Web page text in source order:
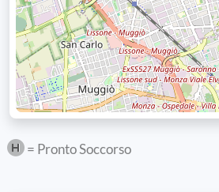
= Pronto Soccorso